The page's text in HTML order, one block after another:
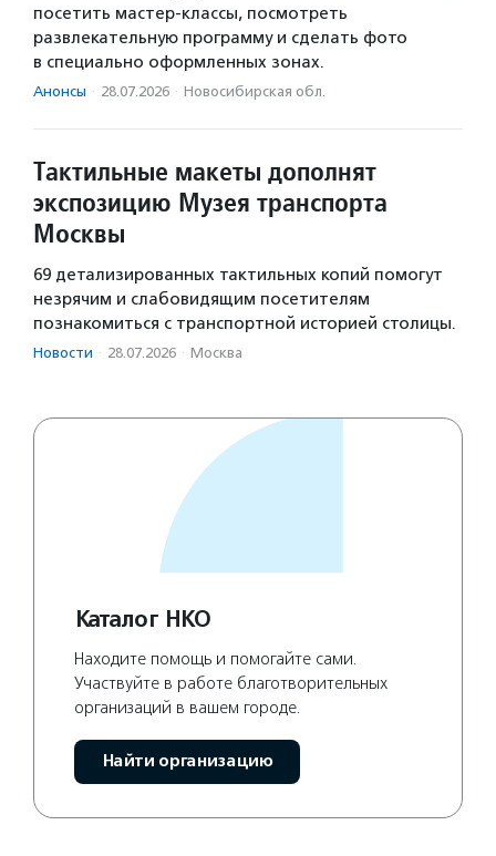
посетить мастер-классы, посмотреть
развлекательную программу и сделать фото
в специально оформленных зонах.
Анонсы · 28.07.2026 · Новосибирская обл.
Тактильные макеты дополнят
экспозицию Музея транспорта
Москвы
69 детализированных тактильных копий помогут
незрячим и слабовидящим посетителям
познакомиться с транспортной историей столицы.
Новости · 28.07.2026 · Москва
Каталог НКО
Находите помощь и помогайте сами.
Участвуйте в работе благотворительных
организаций в вашем городе.
Найти организацию